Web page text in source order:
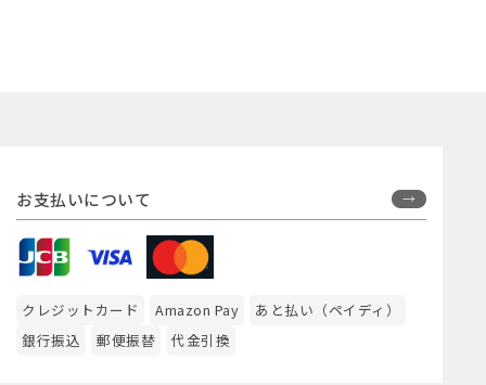
お支払いについて
クレジットカード Amazon Pay
あと払い（ペイディ）
銀行振込
郵便振替 代金引換